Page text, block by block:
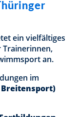
ein vielfältiges
Trainerinnen,
an.
im